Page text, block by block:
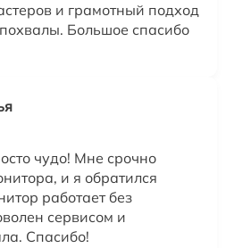
и грамотный подход
Большое спасибо
чудо! Мне срочно
и я обратился
работает без
сервисом и
Спасибо!